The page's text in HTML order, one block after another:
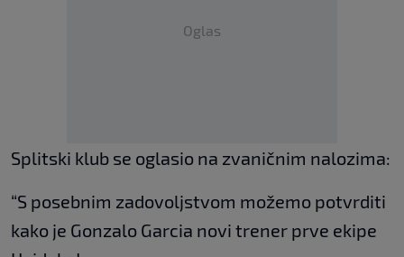
Oglas
Splitski klub se oglasio na zvaničnim nalozima:
“S posebnim zadovoljstvom možemo potvrditi
kako je Gonzalo Garcia novi trener prve ekipe